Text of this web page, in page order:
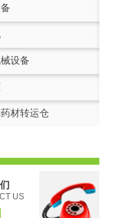
设备
材转运仓
US